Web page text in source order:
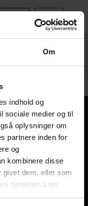
Om
indhold og
sociale medier og til
oplysninger om
partnere inden for
og
kombinere disse
givet dem, eller som
tjenester. Læs
dag
om at komme sikkert
skal kun en
liv og alle liv
Stennevad personligt
,
åndedrætsværn af